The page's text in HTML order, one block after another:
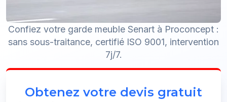
Confiez votre garde meuble Senart à Proconcept :
sans sous-traitance, certifié ISO 9001, intervention
7j/7.
Obtenez votre devis gratuit